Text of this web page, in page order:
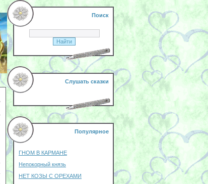
Поиск
Слушать сказки
Популярное
ГНОМ В КАРМАНЕ
Непокорный князь
НЕТ КОЗЫ С ОРЕХАМИ